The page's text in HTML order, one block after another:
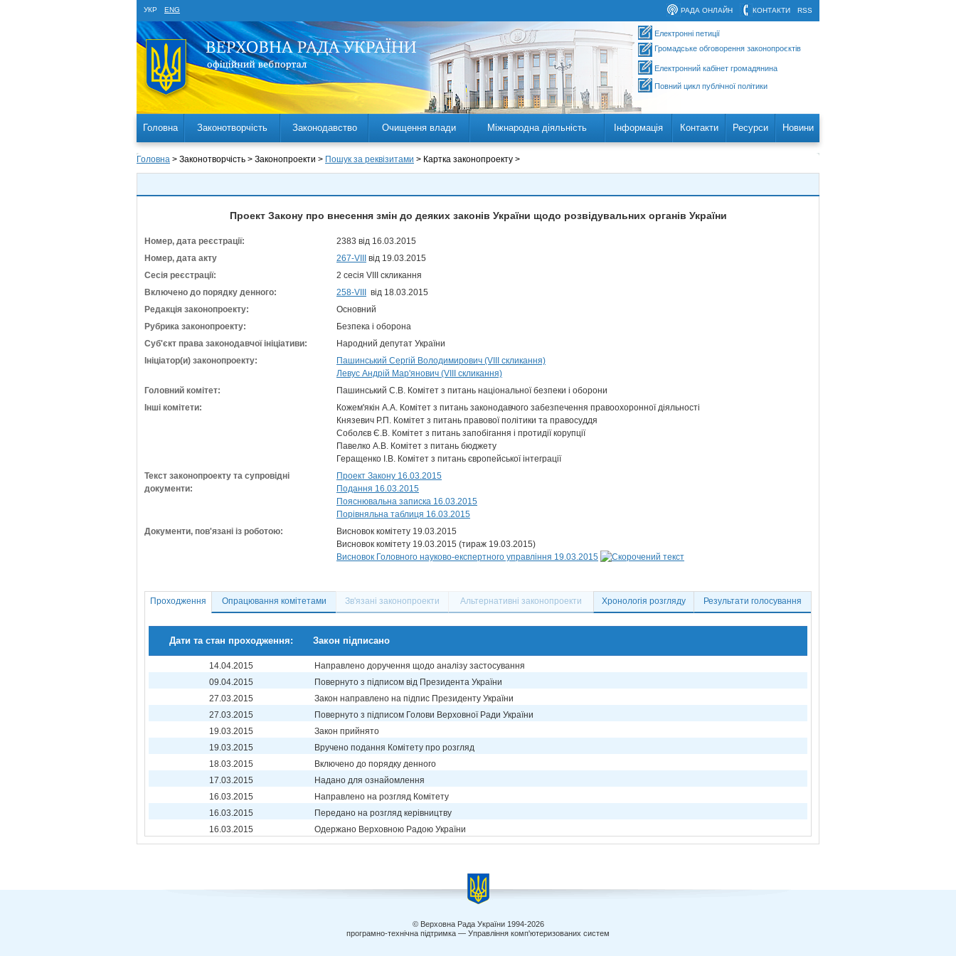
УКР ENG RSS
КОНТАКТИ
РАДА ОНЛАЙН
Електронні петиції
Громадське обговорення законопроєктів
Електронний кабінет громадянина
Повний цикл публічної політики
Головна Законотворчість Законодавство Очищення влади Міжнародна діяльність Інформація Контакти Ресурси Новини
Головна > Законотворчість > Законопроекти > Пошук за реквізитами > Картка законопроекту >
Проект Закону про внесення змін до деяких законів України щодо розвідувальних органів України
Номер, дата реєстрації:
2383 від 16.03.2015
Номер, дата акту
267-VIII
від 19.03.2015
Сесія реєстрації:
2 сесія VIII скликання
Включено до порядку денного:
258-VIII
від 18.03.2015
Редакція законопроекту:
Основний
Рубрика законопроекту:
Безпека і оборона
Суб'єкт права законодавчої ініціативи:
Народний депутат України
Ініціатор(и) законопроекту:
Пашинський Сергій Володимирович (VIII скликання)
Левус Андрій Мар'янович (VIII скликання)
Головний комітет:
Пашинський С.В. Комітет з питань національної безпеки і оборони
Інші комітети:
Кожем'якін А.А. Комітет з питань законодавчого забезпечення правоохоронної діяльності
Князевич Р.П. Комітет з питань правової політики та правосуддя
Соболєв Є.В. Комітет з питань запобігання і протидії корупції
Павелко А.В. Комітет з питань бюджету
Геращенко І.В. Комітет з питань європейської інтеграції
Текст законопроекту та супровідні
документи:
Проект Закону 16.03.2015
Подання 16.03.2015
Пояснювальна записка 16.03.2015
Порівняльна таблиця 16.03.2015
Документи, пов'язані із роботою:
Висновок комітету 19.03.2015
Висновок комітету 19.03.2015 (тираж 19.03.2015)
Висновок Головного науково-експертного управління 19.03.2015
Проходження Опрацювання комітетами Зв'язані законопроекти Альтернативні законопроекти Хронологія розгляду Результати голосування
Дати та стан проходження: Закон підписано
14.04.2015
Направлено доручення щодо аналізу застосування
09.04.2015
Повернуто з підписом від Президента України
27.03.2015
Закон направлено на підпис Президенту України
27.03.2015
Повернуто з підписом Голови Верховної Ради України
19.03.2015
Закон прийнято
19.03.2015
Вручено подання Комітету про розгляд
18.03.2015
Включено до порядку денного
17.03.2015
Надано для ознайомлення
16.03.2015
Направлено на розгляд Комітету
16.03.2015
Передано на розгляд керівництву
16.03.2015
Одержано Верховною Радою України
© Верховна Рада України 1994-2026
програмно-технічна підтримка — Управління комп'ютеризованих систем